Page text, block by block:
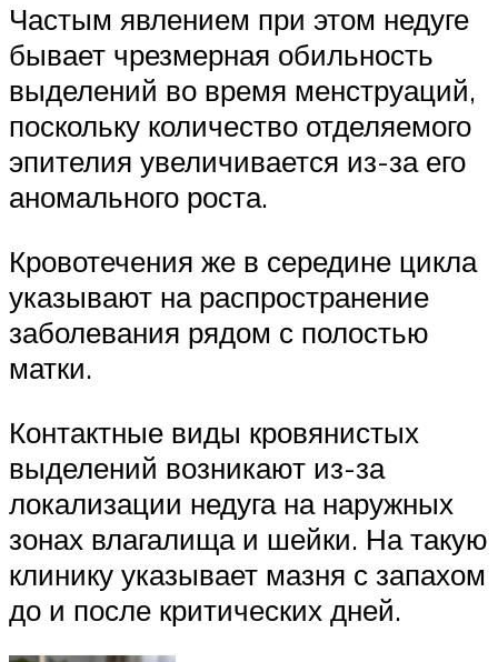
Частым явлением при этом недуге
бывает чрезмерная обильность
выделений во время менструаций,
поскольку количество отделяемого
эпителия увеличивается из-за его
аномального роста.
Кровотечения же в середине цикла
указывают на распространение
заболевания рядом с полостью
матки.
Контактные виды кровянистых
выделений возникают из-за
локализации недуга на наружных
зонах влагалища и шейки. На такую
клинику указывает мазня с запахом
до и после критических дней.